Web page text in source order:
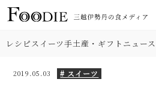
レシピスイーツ手土産・ギフト ニュー
2019.05.03 # スイーツ